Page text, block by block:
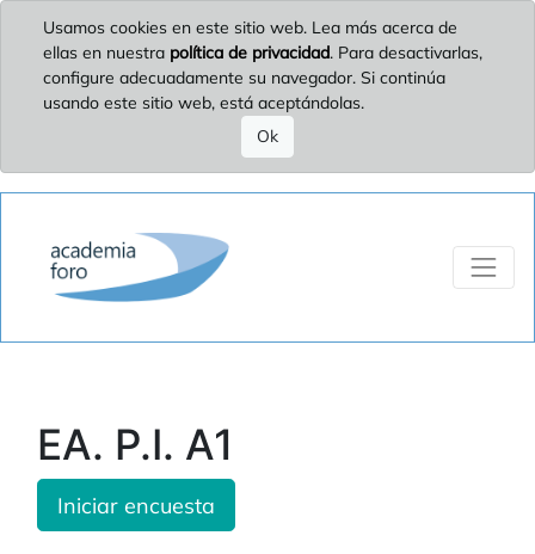
Usamos cookies en este sitio web. Lea más acerca de
ellas en nuestra política de privacidad. Para desactivarlas,
configure adecuadamente su navegador. Si continúa
usando este sitio web, está aceptándolas.
Ok
EA. P.I. A1
Iniciar encuesta